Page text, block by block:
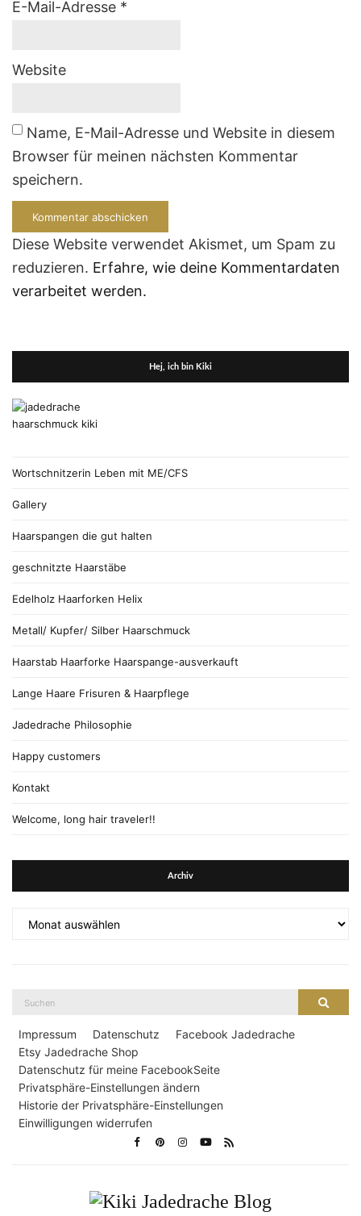
E-Mail-Adresse *
Website
Name, E-Mail-Adresse und Website in diesem
Browser für meinen nächsten Kommentar
speichern.
Diese Website verwendet Akismet, um Spam zu
reduzieren. Erfahre, wie deine Kommentardaten
verarbeitet werden.
Hej, ich bin Kiki
Wortschnitzerin Leben mit ME/CFS
Gallery
Haarspangen die gut halten
geschnitzte Haarstäbe
Edelholz Haarforken Helix
Metall/ Kupfer/ Silber Haarschmuck
Haarstab Haarforke Haarspange-ausverkauft
Lange Haare Frisuren & Haarpflege
Jadedrache Philosophie
Happy customers
Kontakt
Welcome, long hair traveler!!
Archiv
Impressum Datenschutz
Facebook Jadedrache
Etsy Jadedrache Shop
Datenschutz für meine FacebookSeite
Privatsphäre-Einstellungen ändern
Historie der Privatsphäre-Einstellungen
Einwilligungen widerrufen